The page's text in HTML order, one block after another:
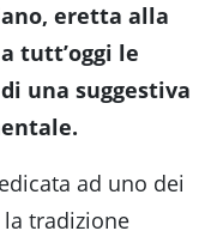
eretta alla
tutt’oggi le
una suggestiva
ad uno dei
tradizione